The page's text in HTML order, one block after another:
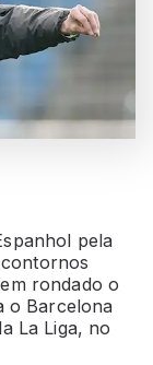
pela
rondado o
o Barcelona
La Liga, no